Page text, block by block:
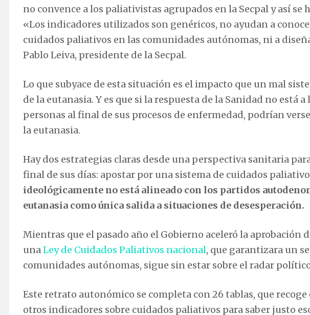
no convence a los paliativistas agrupados en la Secpal y así se
«Los indicadores utilizados son genéricos, no ayudan a
cuidados paliativos en las comunidades autónomas, ni a
Pablo Leiva, presidente de la Secpal.
Lo que subyace de esta situación es el impacto que un mal
de la eutanasia. Y es que si la respuesta de la Sanidad no está
personas al final de sus procesos de enfermedad, podrían
la eutanasia.
Hay dos estrategias claras desde una perspectiva sanitaria
final de sus días: apostar por una sistema de cuidados
ideológicamente no está alineado con los partidos
eutanasia como única salida a situaciones de desesperación.
Mientras que el pasado año el Gobierno aceleró la aprobación
unaLey de Cuidados Paliativos nacional, que garantizara un
comunidades autónomas, sigue sin estar sobre el radar
Este retrato autonómico se completa con 26 tablas, que
otros indicadores sobre cuidados paliativos para saber justo